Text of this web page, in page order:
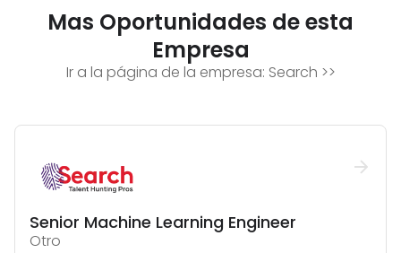
Mas Oportunidades de esta
Empresa
Ir a la página de la empresa: Search >>
Senior Machine Learning Engineer
Otro